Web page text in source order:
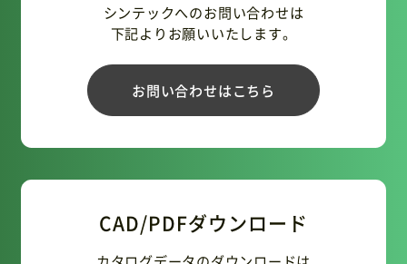
シンテックへのお問い合わせは
下記よりお願いいたします。
お問い合わせはこちら
CAD/PDFダウンロード